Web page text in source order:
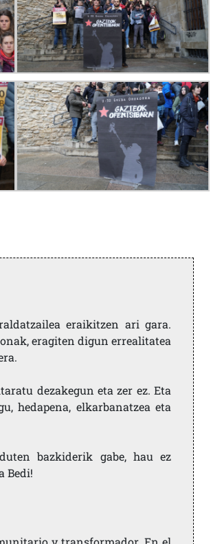
eraikitzen ari gara.
eragiten digun errealitatea
dezakegun eta zer ez. Eta
hedapena, elkarbanatzea eta
bazkiderik gabe, hau ez
Bedi!